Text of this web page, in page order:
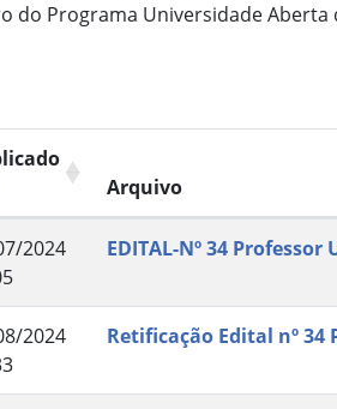
do Programa Universidade Aberta
Arquivo
2024
EDITAL-Nº 34 Professor
2024
Retificação Edital nº 34